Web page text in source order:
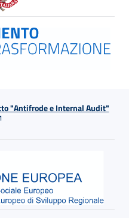
"Antifrode e Internal Audit"